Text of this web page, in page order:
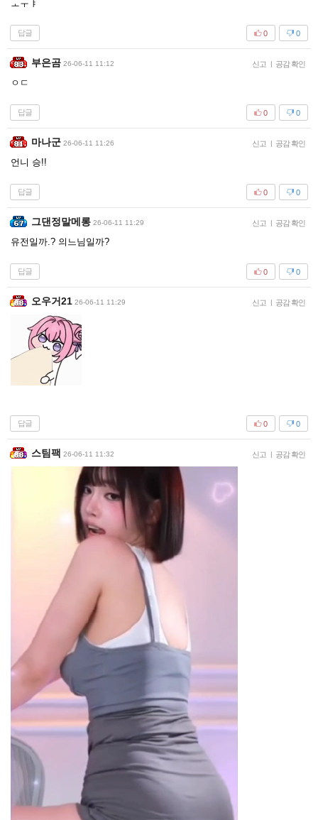
ㅗㅜㅑ
답글 0
0
부은곰 26-06-11 11:12 신고 | 공감 확인
ㅇㄷ
답글 0
0
마나군 26-06-11 11:26 신고 | 공감 확인
언니 승!!
답글 0
0
그댄정말메롱 26-06-11 11:29 신고 | 공감 확인
유전일까.? 의느님일까?
답글 0
0
오우거21 26-06-11 11:29 신고 | 공감 확인
답글 0
0
스팀팩 26-06-11 11:32 신고 | 공감 확인